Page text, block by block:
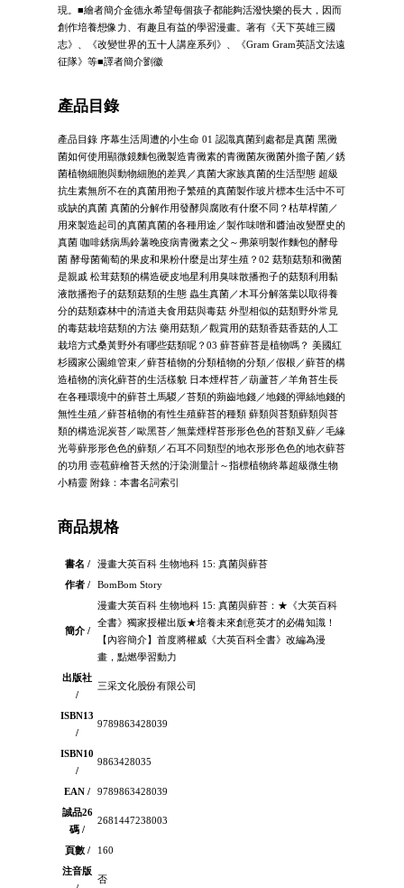
現。■繪者簡介金德永希望每個孩子都能夠活潑快樂的長大，因而
創作培養想像力、有趣且有益的學習漫畫。著有《天下英雄三國
志》、《改變世界的五十人講座系列》、《Gram Gram英語文法遠
征隊》等■譯者簡介劉徽
產品目錄
產品目錄 序幕生活周遭的小生命 01 認識真菌到處都是真菌 黑黴
菌如何使用顯微鏡麵包黴製造青黴素的青黴菌灰黴菌外擔子菌／銹
菌植物細胞與動物細胞的差異／真菌大家族真菌的生活型態 超級
抗生素無所不在的真菌用孢子繁殖的真菌製作玻片標本生活中不可
或缺的真菌 真菌的分解作用發酵與腐敗有什麼不同？枯草桿菌／
用來製造起司的真菌真菌的各種用途／製作味噌和醬油改變歷史的
真菌 咖啡銹病馬鈴薯晚疫病青黴素之父～弗萊明製作麵包的酵母
菌 酵母菌葡萄的果皮和果粉什麼是出芽生殖？02 菇類菇類和黴菌
是親戚 松茸菇類的構造硬皮地星利用臭味散播孢子的菇類利用黏
液散播孢子的菇類菇類的生態 蟲生真菌／木耳分解落葉以取得養
分的菇類森林中的清道夫食用菇與毒菇 外型相似的菇類野外常見
的毒菇栽培菇類的方法 藥用菇類／觀賞用的菇類香菇香菇的人工
栽培方式桑黃野外有哪些菇類呢？03 蘚苔蘚苔是植物嗎？ 美國紅
杉國家公園維管束／蘚苔植物的分類植物的分類／假根／蘚苔的構
造植物的演化蘚苔的生活樣貌 日本煙桿苔／葫蘆苔／羊角苔生長
在各種環境中的蘚苔土馬騣／苔類的蒴齒地錢／地錢的彈絲地錢的
無性生殖／蘚苔植物的有性生殖蘚苔的種類 蘚類與苔類蘚類與苔
類的構造泥炭苔／歐黑苔／無葉煙桿苔形形色色的苔類叉蘚／毛緣
光萼蘚形形色色的蘚類／石耳不同類型的地衣形形色色的地衣蘚苔
的功用 壺苞蘚檜苔天然的汙染測量計～指標植物終幕超級微生物
小精靈 附錄：本書名詞索引
商品規格
書名 /
漫畫大英百科 生物地科 15: 真菌與蘚苔
作者 /
BomBom Story
簡介 /
漫畫大英百科 生物地科 15: 真菌與蘚苔：★《大英百科
全書》獨家授權出版★培養未來創意英才的必備知識！
【內容簡介】首度將權威《大英百科全書》改編為漫
畫，點燃學習動力
出版社
/
三采文化股份有限公司
ISBN13
/
9789863428039
ISBN10
/
9863428035
EAN /
9789863428039
誠品26
碼 /
2681447238003
頁數 /
160
注音版
否